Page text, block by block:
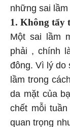
những sai lầm
1. Không tẩy
Một sai lầm
phải , chính
đông. Vì lý
lầm trong
da mặt của
chết mỗi
quan trọng